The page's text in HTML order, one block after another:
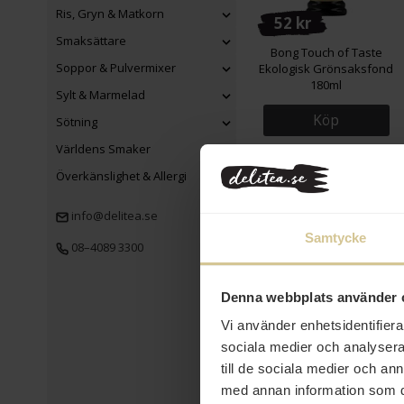
Samtycke
Denna webbplats använder
Vi använder
sociala medier och
till de sociala medier och
med annan information som
Ris, Gryn & Matkorn
Smaksättare
Soppor & Pulvermixer
Sylt & Marmelad
Sötning
Världens Smaker
Överkänslighet & Allergi
info@delitea.se
08–4089 3300
52 kr
Bong Touch of Taste
Ekologisk Grönsaksfond
180ml
Köp
52 kr
Green Choice Kimchi
Ekologisk 350g